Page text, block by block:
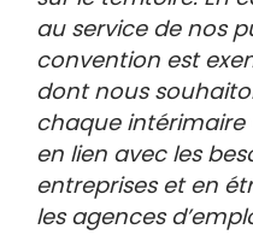
au service de nos
convention est
dont nous
chaque intérimaire
en lien avec les
entreprises et en
les agences